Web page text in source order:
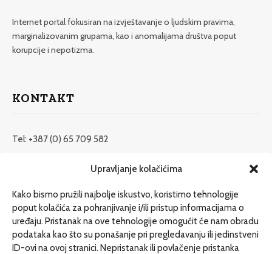
Upravljanje kolačićima
Kako bismo pružili najbolje iskustvo, koristimo tehnologije
poput kolačića za pohranjivanje i/ili pristup informacijama o
uređaju. Pristanak na ove tehnologije omogućit će nam obradu
podataka kao što su ponašanje pri pregledavanju ili jedinstveni
ID-ovi na ovoj stranici. Nepristanak ili povlačenje pristanka
Internet portal fokusiran na izvještavanje o ljudskim pravima,
marginalizovanim grupama, kao i anomalijama društva poput
korupcije i nepotizma.
KONTAKT
Tel: +387 (0) 65 709 582
redakcija@etrafika.net
Dosije
Drugi pišu